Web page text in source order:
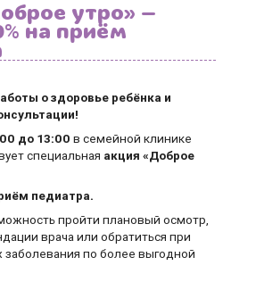
утро» —
на приём
о здоровье ребёнка и
до 13:00 в семейной клинике
специальная акция «Доброе
педиатра.
пройти плановый осмотр,
врача или обратиться при
заболевания по более выгодной